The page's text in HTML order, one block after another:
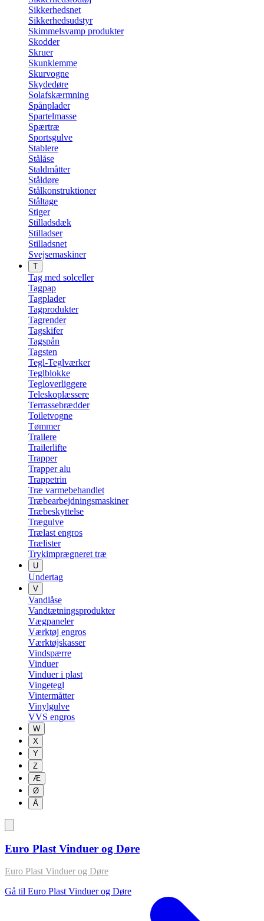
Sikkerhedsnet
Sikkerhedsudstyr
Skimmelsvamp produkter
Skodder
Skruer
Skunklemme
Skurvogne
Skydedøre
Solafskærmning
Spånplader
Spartelmasse
Spærtræ
Sportsgulve
Stablere
Stålåse
Staldmåtter
Ståldøre
Stålkonstruktioner
Ståltage
Stiger
Stilladsdæk
Stilladser
Stilladsnet
Svejsemaskiner
T
Tag med solceller
Tagpap
Tagplader
Tagprodukter
Tagrender
Tagskifer
Tagspån
Tagsten
Tegl-Teglværker
Teglblokke
Tegloverliggere
Teleskoplæssere
Terrassebrædder
Toiletvogne
Tømmer
Trailere
Trailerlifte
Trapper
Trapper alu
Trappetrin
Træ varmebehandlet
Træbearbejdningsmaskiner
Træbeskyttelse
Trægulve
Trælast engros
Trælister
Trykimprægneret træ
U
Undertag
V
Vandlåse
Vandtætningsprodukter
Vægpaneler
Værktøj engros
Værktøjskasser
Vindspærre
Vinduer
Vinduer i plast
Vingetegl
Vintermåtter
Vinylgulve
VVS engros
W
X
Y
Z
Æ
Ø
Å
Euro Plast Vinduer og Døre
Euro Plast Vinduer og Døre
Gå til Euro Plast Vinduer og Døre